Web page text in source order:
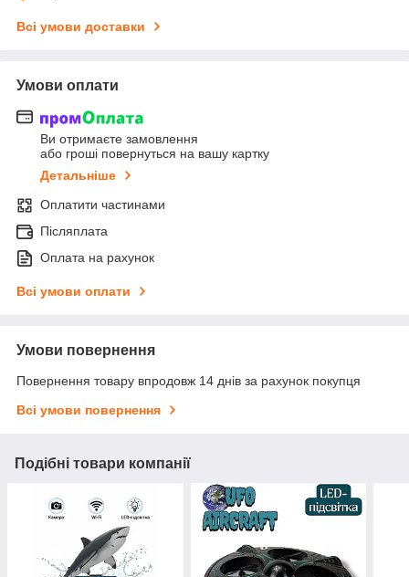
Всі умови доставки
Умови оплати
Ви отримаєте замовлення
або гроші повернуться на вашу картку
Детальніше
Оплатити частинами
Післяплата
Оплата на рахунок
Всі умови оплати
Умови повернення
Повернення товару впродовж 14 днів за рахунок покупця
Всі умови повернення
Подібні товари компанії